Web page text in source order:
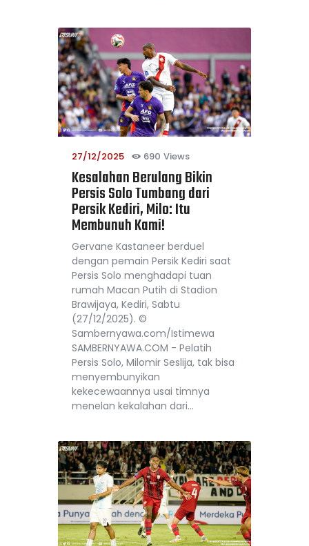
27/12/2025 690 Views
Kesalahan Berulang Bikin
Persis Solo Tumbang dari
Persik Kediri, Milo: Itu
Membunuh Kami!
Gervane Kastaneer berduel
dengan pemain Persik Kediri saat
Persis Solo menghadapi tuan
rumah Macan Putih di Stadion
Brawijaya, Kediri, Sabtu
(27/12/2025). ©
Sambernyawa.com/Istimewa
SAMBERNYAWA.COM - Pelatih
Persis Solo, Milomir Seslija, tak bisa
menyembunyikan
kekecewaannya usai timnya
menelan kekalahan dari…